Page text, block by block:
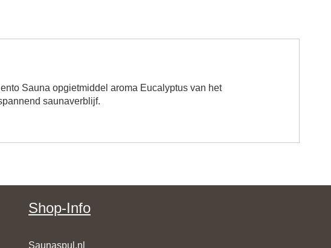
Sauna opgietmiddel aroma Eucalyptus van het
saunaverblijf.
Shop-Info
Saunaspul.nl